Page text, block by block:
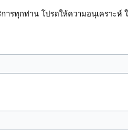
รทุกท่าน โปรดให้ความอนุเคราะห์